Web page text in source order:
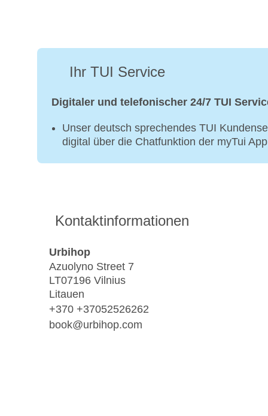
Ihr TUI Service
Digitaler und telefonischer 24/7 TUI
Unser deutsch sprechendes TUI
digital über die Chatfunktion der myTui
Kontaktinformationen
Urbihop
Azuolyno Street 7
LT07196 Vilnius
Litauen
+370 +37052526262
book@urbihop.com